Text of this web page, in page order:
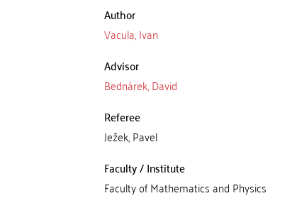
Author
Vacula, Ivan
Advisor
Bednárek, David
Referee
Ježek, Pavel
Faculty / Institute
Faculty of Mathematics and Physics